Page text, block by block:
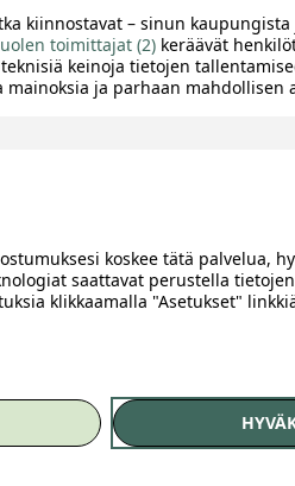
kiinnostavat – sinun
toimittajat (2) keräävät
keinoja tietojen
ja parhaan mahdollisen
koskee tätä palvelua,
saattavat perustella
klikkaamalla "Asetukset"